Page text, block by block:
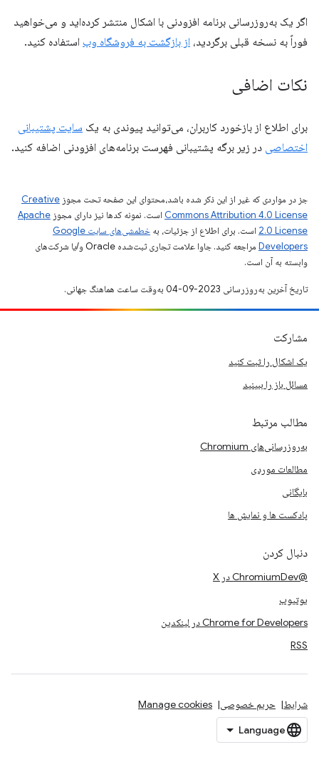
اگر یک به‌روزرسانی برنامه افزودنی با اشکال منتشر کرده‌اید و می‌خواهید
فوراً به نسخه قبلی برگردید، از بازگشت به فروشگاه وب استفاده کنید.
نکات اضافی
برای اطلاع از بازخورد کاربران، می‌توانید پیوندی به یک سایت پشتیبانی
اختصاصی در زیر برگه پشتیبانی فهرست برنامه‌های افزودنی اضافه کنید.
جز در مواردی که غیر از این ذکر شده باشد،‌محتوای این صفحه تحت مجوز Creative
Commons Attribution 4.0 License است. نمونه کدها نیز دارای مجوز Apache
2.0 License است. برای اطلاع از جزئیات، به
خطمشی‌های سایت Google
Developers‏
مراجعه کنید. جاوا علامت تجاری ثبت‌شده Oracle و/یا شرکت‌های
وابسته به آن است.
تاریخ آخرین به‌روزرسانی 2023-09-04 به‌وقت ساعت هماهنگ جهانی.
مشارکت
یک اشکال را ثبت کنید
مسائل باز را ببینید
مطالب مرتبط
به‌روزرسانی‌های Chromium
مطالعات موردی
بایگانی
پادکست ها و نمایش ها
دنبال کردن
@ChromiumDev در X
یوتیوب
Chrome for Developers در لینکدین
RSS
شرایط حریم خصوصی Manage cookies